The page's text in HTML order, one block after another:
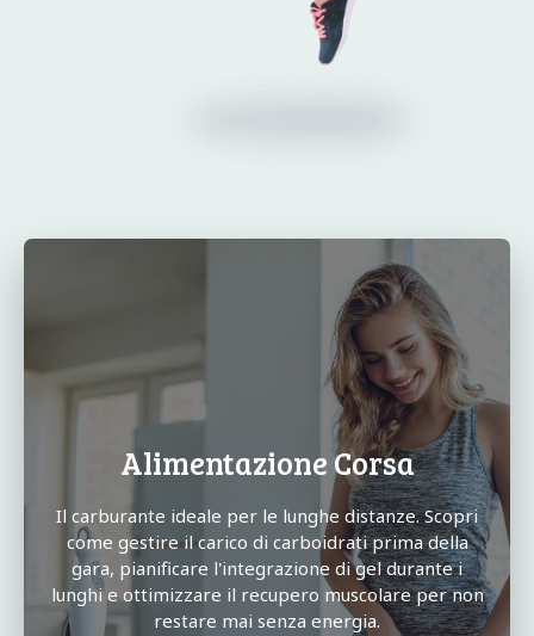
Alimentazione Corsa
Il carburante ideale per le lunghe distanze. Scopri
come gestire il carico di carboidrati prima della
gara, pianificare l'integrazione di gel durante i
lunghi e ottimizzare il recupero muscolare per non
restare mai senza energia.